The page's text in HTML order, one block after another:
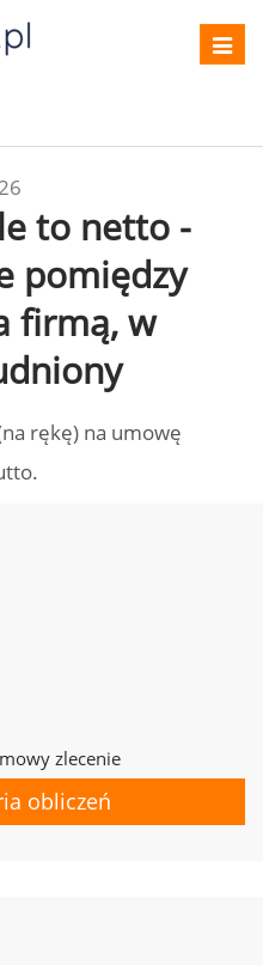
to netto -
pomiędzy
firmą, w
rękę) na umowę
zlecenie
obliczeń